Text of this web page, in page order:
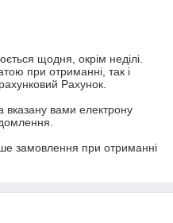
щодня, окрім неділі.
при отриманні, так і
Рахунок.
вказану вами електрону
замовлення при отриманні